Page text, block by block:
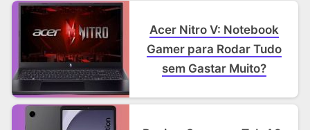
Acer Nitro V: Notebook
Gamer para Rodar Tudo
sem Gastar Muito?